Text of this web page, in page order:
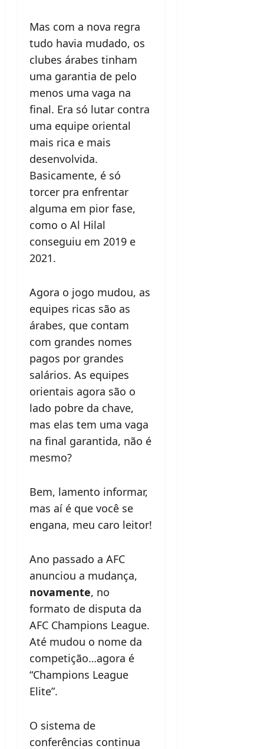
Mas com a nova regra
tudo havia mudado, os
clubes árabes tinham
uma garantia de pelo
menos uma vaga na
final. Era só lutar contra
uma equipe oriental
mais rica e mais
desenvolvida.
Basicamente, é só
torcer pra enfrentar
alguma em pior fase,
como o Al Hilal
conseguiu em 2019 e
2021.
Agora o jogo mudou, as
equipes ricas são as
árabes, que contam
com grandes nomes
pagos por grandes
salários. As equipes
orientais agora são o
lado pobre da chave,
mas elas tem uma vaga
na final garantida, não é
mesmo?
Bem, lamento informar,
mas aí é que você se
engana, meu caro leitor!
Ano passado a AFC
anunciou a mudança,
novamente, no
formato de disputa da
AFC Champions League.
Até mudou o nome da
competição…agora é
“Champions League
Elite”.
O sistema de
conferências continua